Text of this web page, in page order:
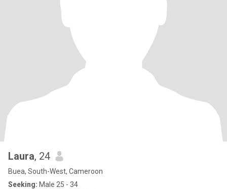
Laura, 24
Buea, South-West, Cameroon
Seeking: Male 25 - 34